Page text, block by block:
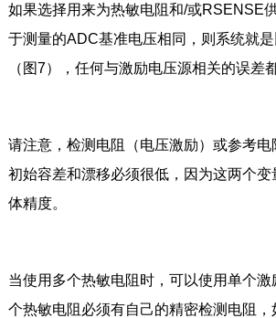
如果选择用来为热敏电阻和/或RSENSE
于测量的ADC基准电压相同，则系统就
（图7），任何与激励电压源相关的误差
请注意，检测电阻（电压激励）或参考电
初始容差和漂移必须很低，因为这两个变
体精度。
当使用多个热敏电阻时，可以使用单个
个热敏电阻必须有自己的精密检测电阻